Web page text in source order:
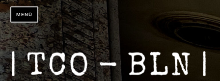
Zum
Inhalt
springen
MENÜ